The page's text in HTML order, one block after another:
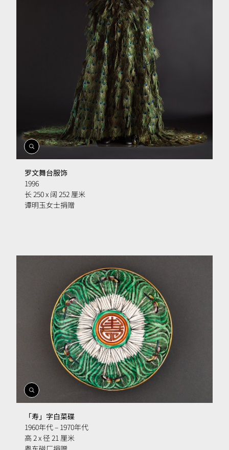
開
啟
相
簿
罗文舞台服饰
1996
长 250 x 阔 252 厘米
谭明玉女士捐赠
開
啟
簿
「寿」字白菜碟
1960年代 – 1970年代
高 2 x 径 21 厘米